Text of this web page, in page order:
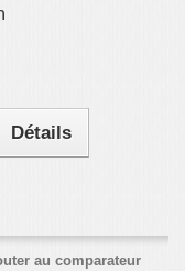
Détails
au comparateur